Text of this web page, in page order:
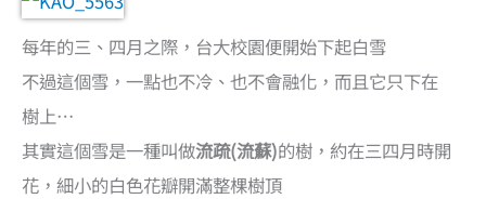
每年的三、四月之際，台大校園便開始下起白雪
不過這個雪，一點也不冷、也不會融化，而且它只下在
樹上…
其實這個雪是一種叫做流疏(流蘇)的樹，約在三四月時開
花，細小的白色花瓣開滿整棵樹頂